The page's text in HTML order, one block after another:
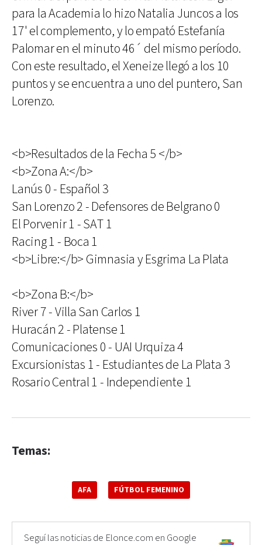
para la Academia lo hizo Natalia Juncos a los
17' el complemento, y lo empató Estefanía
Palomar en el minuto 46´ del mismo período.
Con este resultado, el Xeneize llegó a los 10
puntos y se encuentra a uno del puntero, San
Lorenzo.
<b>Resultados de la Fecha 5 </b>
<b>Zona A:</b>
Lanús 0 - Español 3
San Lorenzo 2 - Defensores de Belgrano 0
El Porvenir 1 - SAT 1
Racing 1 - Boca 1
<b>Libre:</b> Gimnasia y Esgrima La Plata
<b>Zona B:</b>
River 7 - Villa San Carlos 1
Huracán 2 - Platense 1
Comunicaciones 0 - UAI Urquiza 4
Excursionistas 1 - Estudiantes de La Plata 3
Rosario Central 1 - Independiente 1
Temas:
AFA FÚTBOL FEMENINO
Seguí las noticias de Elonce.com en Google